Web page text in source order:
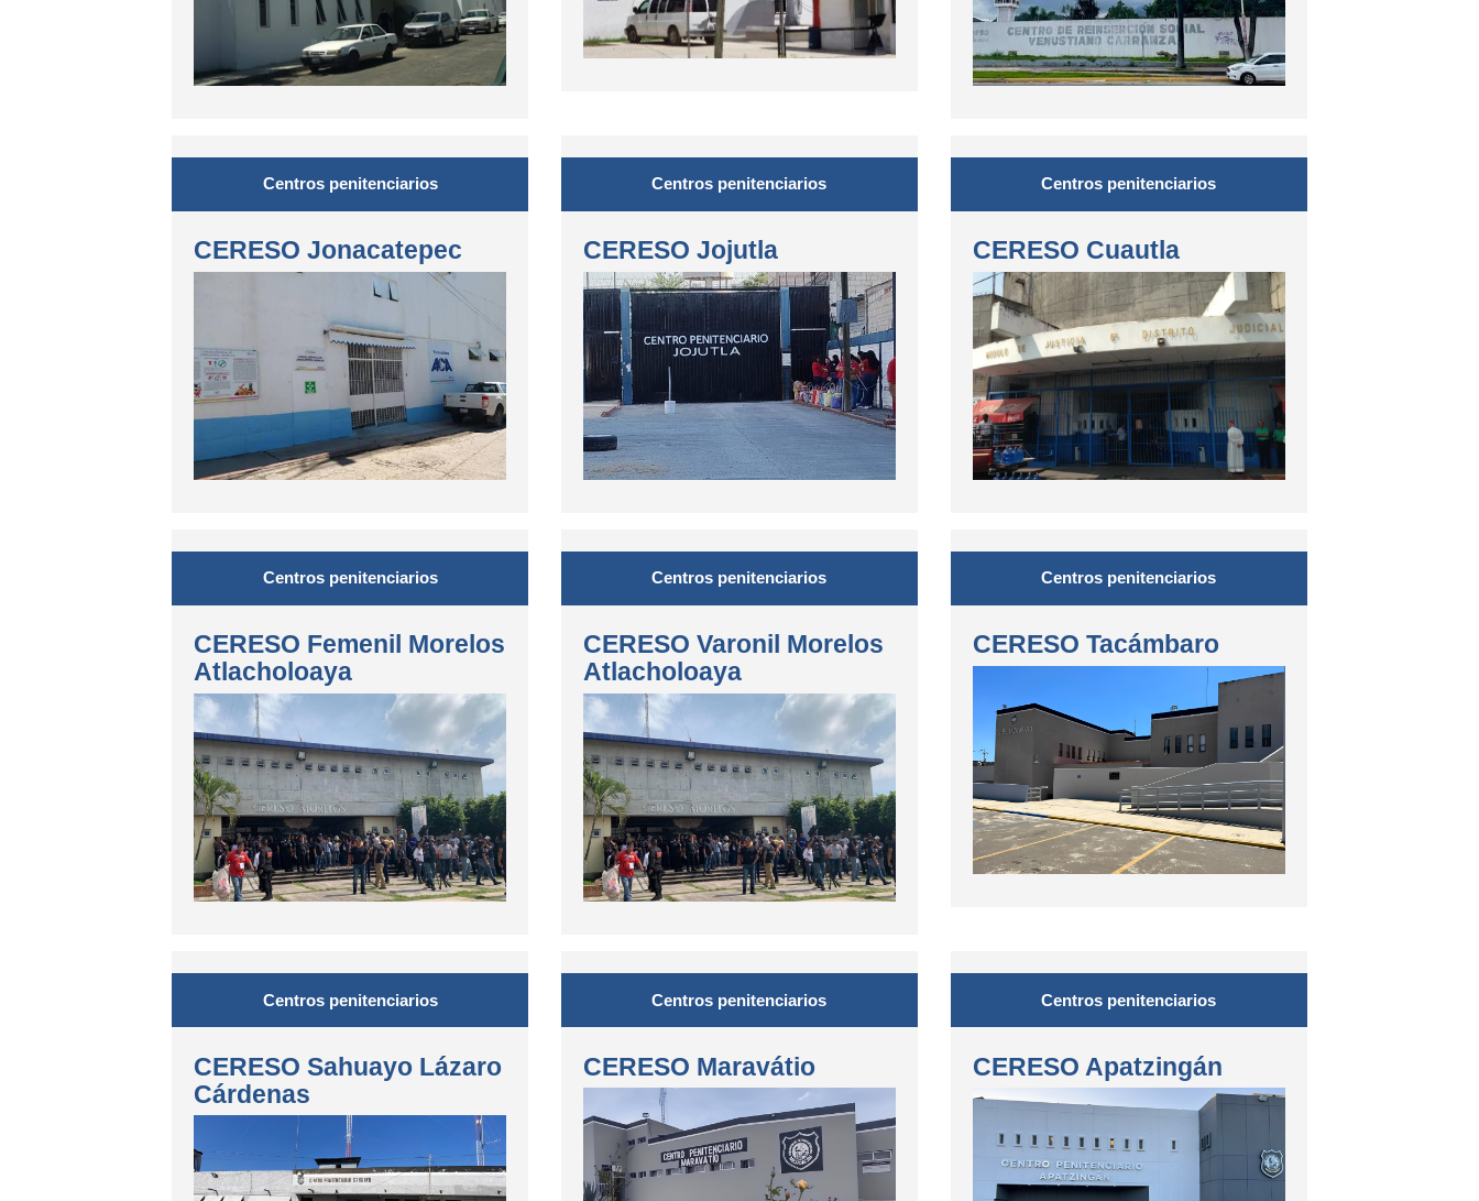
Centros penitenciarios
CERESO Jonacatepec
Centros penitenciarios
CERESO Jojutla
Centros penitenciarios
CERESO Cuautla
Centros penitenciarios
CERESO Femenil Morelos
Atlacholoaya
Centros penitenciarios
CERESO Varonil Morelos
Atlacholoaya
Centros penitenciarios
CERESO Tacámbaro
Centros penitenciarios
CERESO Sahuayo Lázaro
Cárdenas
Centros penitenciarios
CERESO Maravátio
Centros penitenciarios
CERESO Apatzingán